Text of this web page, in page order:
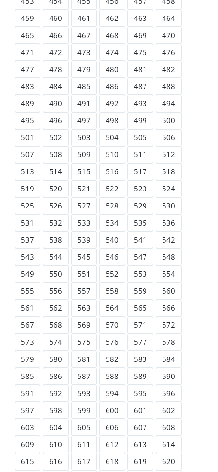
459
460 461 462 463
464
465
466 467 468 469
470
471
472 473 474 475
476
477
478 479 480 481
482
483
484 485 486 487
488
489
490 491 492 493
494
495
496 497 498 499
500
501
502 503 504 505
506
507
508 509 510 511
512
513
514 515 516 517
518
519
520 521 522 523
524
525
526 527 528 529
530
531
532 533 534 535
536
537
538 539 540 541
542
543
544 545 546 547
548
549
550 551 552 553
554
555
556 557 558 559
560
561
562 563 564 565
566
567
568 569 570 571
572
573
574 575 576 577
578
579
580 581 582 583
584
585
586 587 588 589
590
591
592 593 594 595
596
597
598 599 600 601
602
603
604 605 606 607
608
609
610 611 612 613
614
615
616 617 618 619
620